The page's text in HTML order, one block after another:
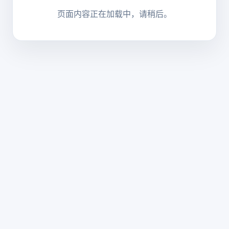
页面内容正在加载中，请稍后。